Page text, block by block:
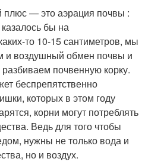
— это аэрация почвы :
бы на
то 10-15 сантиметров, мы
и воздушный обмен почвы и
почвенную корку.
беспрепятственно
которых в этом году
корни могут потреблять
Ведь для того чтобы
нужны не только вода и
но и воздух.